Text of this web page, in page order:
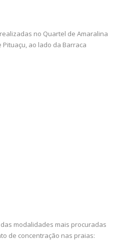
no Quartel de Amaralina
ao lado da Barraca
modalidades mais procuradas
de concentração nas praias: